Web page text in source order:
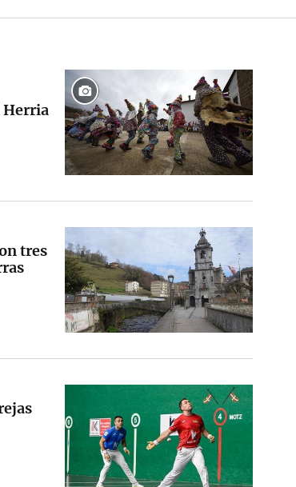
Herria
tres